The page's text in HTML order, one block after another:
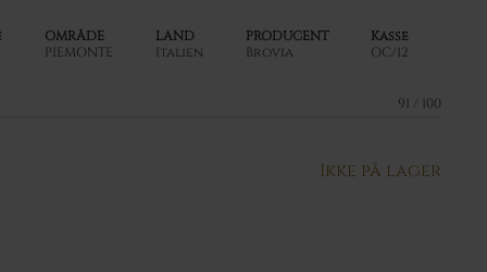
OMRÅDE
PIEMONTE
LAND
Italien
PRODUCENT
Brovia
Kasse
OC/12
91 / 100
Ikke på lager